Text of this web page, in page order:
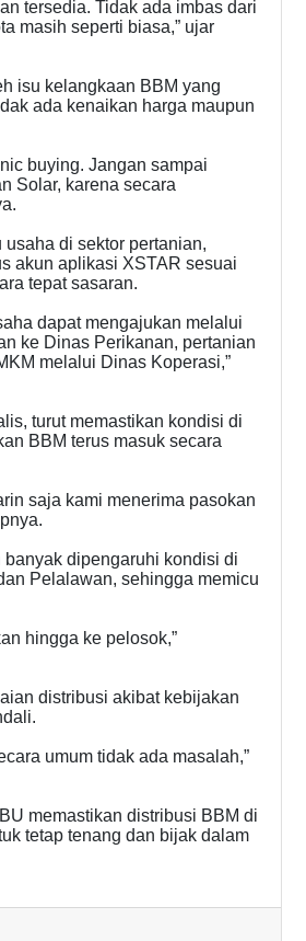
tersedia. Tidak ada imbas dari
masih seperti biasa,” ujar
isu kelangkaan BBM yang
ada kenaikan harga maupun
buying. Jangan sampai
Solar, karena secara
di sektor pertanian,
akun aplikasi XSTAR sesuai
tepat sasaran.
dapat mengajukan melalui
ke Dinas Perikanan, pertanian
melalui Dinas Koperasi,”
turut memastikan kondisi di
BBM terus masuk secara
saja kami menerima pasokan
dipengaruhi kondisi di
Pelalawan, sehingga memicu
hingga ke pelosok,”
distribusi akibat kebijakan
umum tidak ada masalah,”
memastikan distribusi BBM di
tetap tenang dan bijak dalam